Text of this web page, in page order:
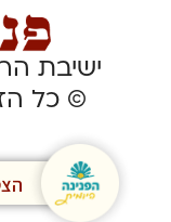
ישיבת
© כל